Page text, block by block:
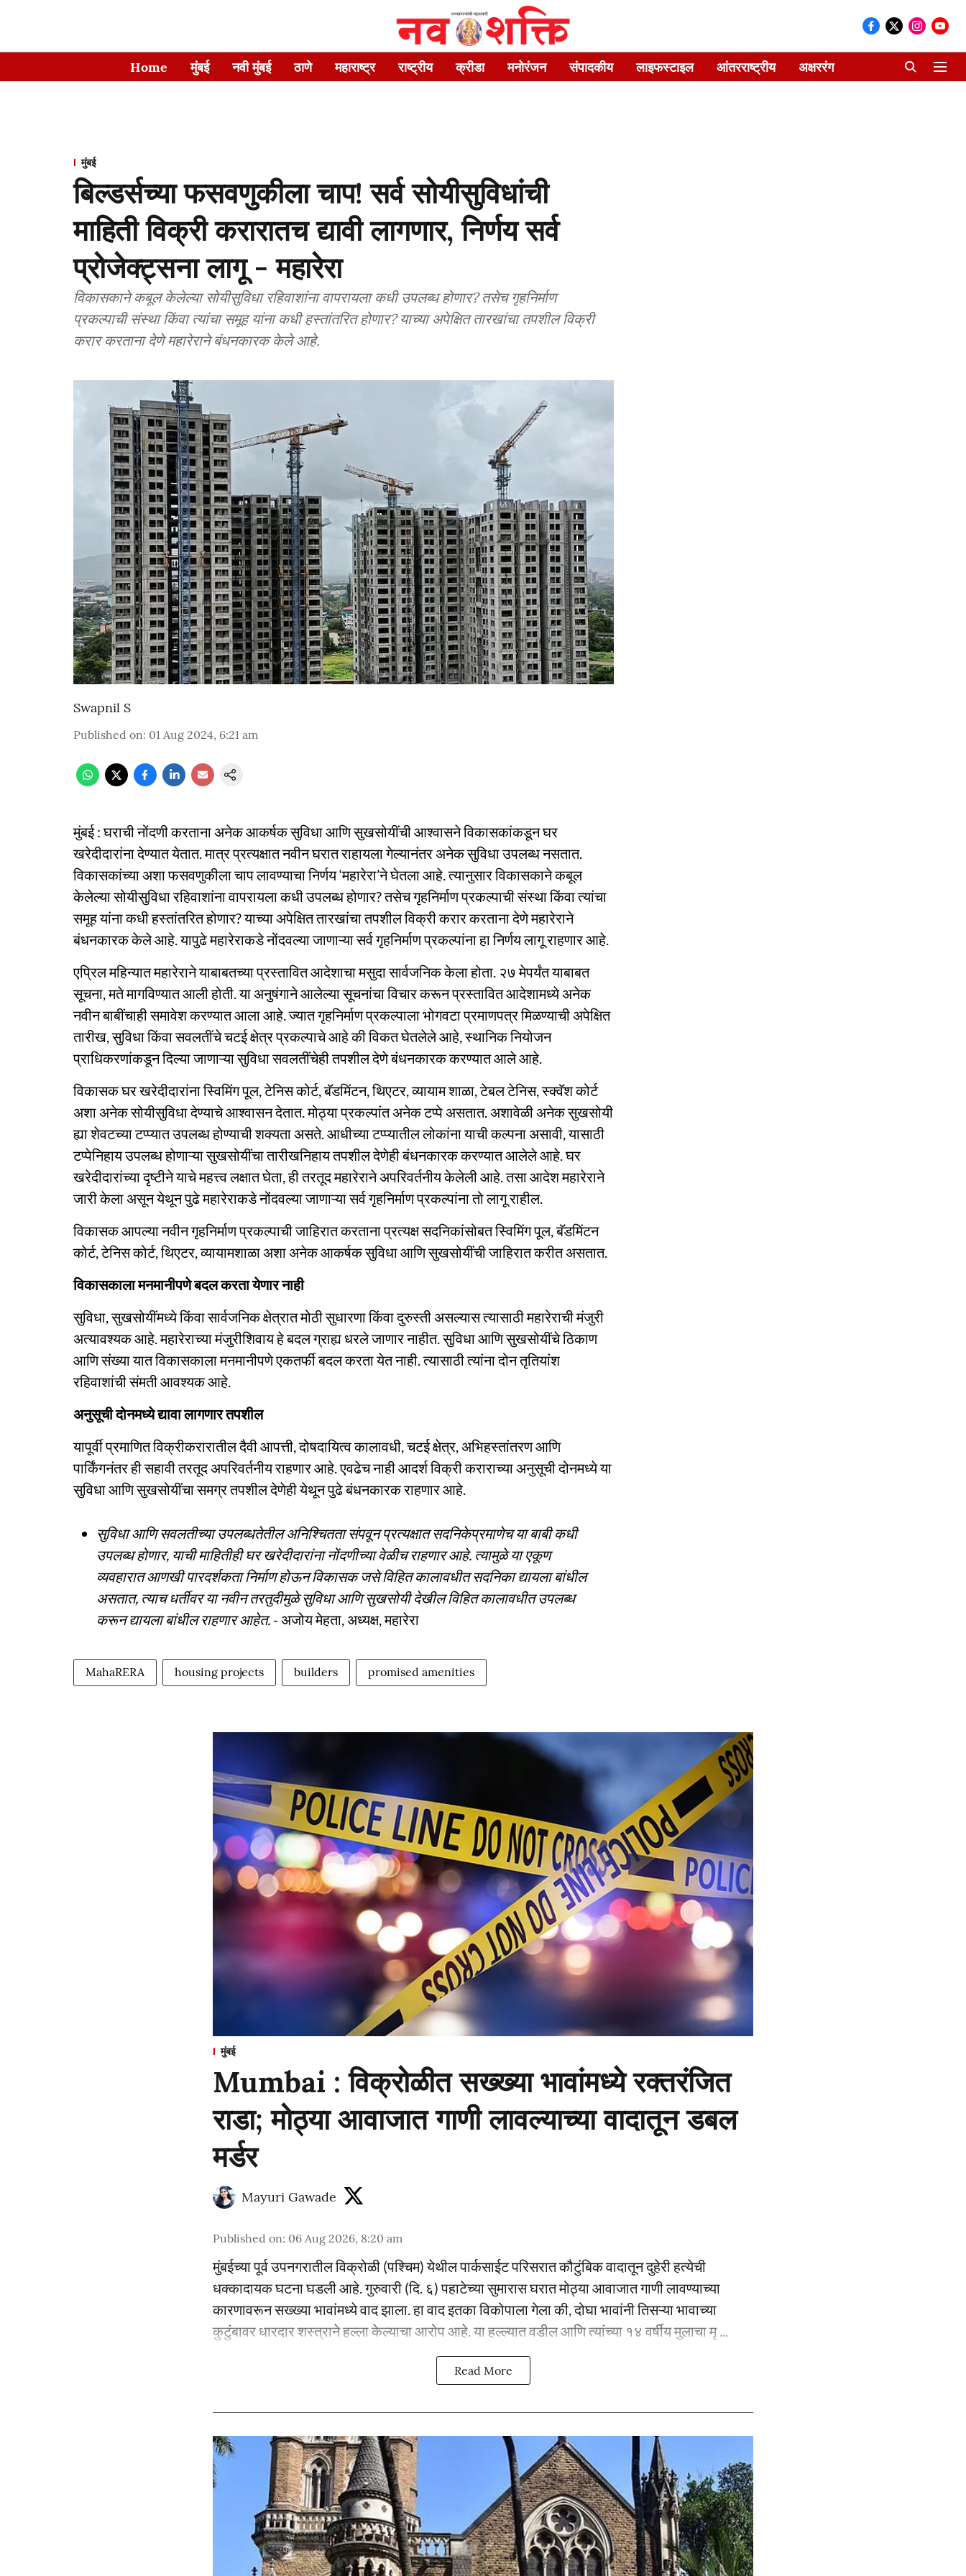
Home मुंबई नवी मुंबई ठाणे महाराष्ट्र राष्ट्रीय क्रीडा मनोरंजन संपादकीय लाइफस्टाइल आंतरराष्ट्रीय अक्षररंग
मुंबई
बिल्डर्सच्या फसवणुकीला चाप! सर्व सोयीसुविधांची
माहिती विक्री करारातच द्यावी लागणार, निर्णय सर्व
प्रोजेक्ट्सना लागू - महारेरा
विकासकाने कबूल केलेल्या सोयीसुविधा रहिवाशांना वापरायला कधी उपलब्ध होणार? तसेच गृहनिर्माण
प्रकल्पाची संस्था किंवा त्यांचा समूह यांना कधी हस्तांतरित होणार? याच्या अपेक्षित तारखांचा तपशील विक्री
करार करताना देणे महारेराने बंधनकारक केले आहे.
Swapnil S
Published on: 01 Aug 2024, 6:21 am
मुंबई : घराची नोंदणी करताना अनेक आकर्षक सुविधा आणि सुखसोयींची आश्वासने विकासकांकडून घर
खरेदीदारांना देण्यात येतात. मात्र प्रत्यक्षात नवीन घरात राहायला गेल्यानंतर अनेक सुविधा उपलब्ध नसतात.
विकासकांच्या अशा फसवणुकीला चाप लावण्याचा निर्णय ‘महारेरा’ने घेतला आहे. त्यानुसार विकासकाने कबूल
केलेल्या सोयीसुविधा रहिवाशांना वापरायला कधी उपलब्ध होणार? तसेच गृहनिर्माण प्रकल्पाची संस्था किंवा त्यांचा
समूह यांना कधी हस्तांतरित होणार? याच्या अपेक्षित तारखांचा तपशील विक्री करार करताना देणे महारेराने
बंधनकारक केले आहे. यापुढे महारेराकडे नोंदवल्या जाणाऱ्या सर्व गृहनिर्माण प्रकल्पांना हा निर्णय लागू राहणार आहे.
एप्रिल महिन्यात महारेराने याबाबतच्या प्रस्तावित आदेशाचा मसुदा सार्वजनिक केला होता. २७ मेपर्यंत याबाबत
सूचना, मते मागविण्यात आली होती. या अनुषंगाने आलेल्या सूचनांचा विचार करून प्रस्तावित आदेशामध्ये अनेक
नवीन बाबींचाही समावेश करण्यात आला आहे. ज्यात गृहनिर्माण प्रकल्पाला भोगवटा प्रमाणपत्र मिळण्याची अपेक्षित
तारीख, सुविधा किंवा सवलतींचे चटई क्षेत्र प्रकल्पाचे आहे की विकत घेतलेले आहे, स्थानिक नियोजन
प्राधिकरणांकडून दिल्या जाणाऱ्या सुविधा सवलतींचेही तपशील देणे बंधनकारक करण्यात आले आहे.
विकासक घर खरेदीदारांना स्विमिंग पूल, टेनिस कोर्ट, बॅडमिंटन, थिएटर, व्यायाम शाळा, टेबल टेनिस, स्क्वॅश कोर्ट
अशा अनेक सोयीसुविधा देण्याचे आश्वासन देतात. मोठ्या प्रकल्पांत अनेक टप्पे असतात. अशावेळी अनेक सुखसोयी
ह्या शेवटच्या टप्प्यात उपलब्ध होण्याची शक्यता असते. आधीच्या टप्प्यातील लोकांना याची कल्पना असावी, यासाठी
टप्पेनिहाय उपलब्ध होणाऱ्या सुखसोयींचा तारीखनिहाय तपशील देणेही बंधनकारक करण्यात आलेले आहे. घर
खरेदीदारांच्या दृष्टीने याचे महत्त्व लक्षात घेता, ही तरतूद महारेराने अपरिवर्तनीय केलेली आहे. तसा आदेश महारेराने
जारी केला असून येथून पुढे महारेराकडे नोंदवल्या जाणाऱ्या सर्व गृहनिर्माण प्रकल्पांना तो लागू राहील.
विकासक आपल्या नवीन गृहनिर्माण प्रकल्पाची जाहिरात करताना प्रत्यक्ष सदनिकांसोबत स्विमिंग पूल, बॅडमिंटन
कोर्ट, टेनिस कोर्ट, थिएटर, व्यायामशाळा अशा अनेक आकर्षक सुविधा आणि सुखसोयींची जाहिरात करीत असतात.
विकासकाला मनमानीपणे बदल करता येणार नाही
सुविधा, सुखसोयींमध्ये किंवा सार्वजनिक क्षेत्रात मोठी सुधारणा किंवा दुरुस्ती असल्यास त्यासाठी महारेराची मंजुरी
अत्यावश्यक आहे. महारेराच्या मंजुरीशिवाय हे बदल ग्राह्य धरले जाणार नाहीत. सुविधा आणि सुखसोयींचे ठिकाण
आणि संख्या यात विकासकाला मनमानीपणे एकतर्फी बदल करता येत नाही. त्यासाठी त्यांना दोन तृतियांश
रहिवाशांची संमती आवश्यक आहे.
अनुसूची दोनमध्ये द्यावा लागणार तपशील
यापूर्वी प्रमाणित विक्रीकरारातील दैवी आपत्ती, दोषदायित्व कालावधी, चटई क्षेत्र, अभिहस्तांतरण आणि
पार्किंगनंतर ही सहावी तरतूद अपरिवर्तनीय राहणार आहे. एवढेच नाही आदर्श विक्री कराराच्या अनुसूची दोनमध्ये या
सुविधा आणि सुखसोयींचा समग्र तपशील देणेही येथून पुढे बंधनकारक राहणार आहे.
सुविधा आणि सवलतीच्या उपलब्धतेतील अनिश्चितता संपवून प्रत्यक्षात सदनिकेप्रमाणेच या बाबी कधी
उपलब्ध होणार, याची माहितीही घर खरेदीदारांना नोंदणीच्या वेळीच राहणार आहे. त्यामुळे या एकूण
व्यवहारात आणखी पारदर्शकता निर्माण होऊन विकासक जसे विहित कालावधीत सदनिका द्यायला बांधील
असतात, त्याच धर्तीवर या नवीन तरतुदीमुळे सुविधा आणि सुखसोयी देखील विहित कालावधीत उपलब्ध
करून द्यायला बांधील राहणार आहेत. - अजोय मेहता, अध्यक्ष, महारेरा
MahaRERA housing projects builders promised amenities
मुंबई
Mumbai : विक्रोळीत सख्ख्या भावांमध्ये रक्तरंजित
राडा; मोठ्या आवाजात गाणी लावल्याच्या वादातून डबल
मर्डर
Mayuri Gawade
Published on: 06 Aug 2026, 8:20 am
मुंबईच्या पूर्व उपनगरातील विक्रोळी (पश्चिम) येथील पार्कसाईट परिसरात कौटुंबिक वादातून दुहेरी हत्येची
धक्कादायक घटना घडली आहे. गुरुवारी (दि. ६) पहाटेच्या सुमारास घरात मोठ्या आवाजात गाणी लावण्याच्या
कारणावरून सख्ख्या भावांमध्ये वाद झाला. हा वाद इतका विकोपाला गेला की, दोघा भावांनी तिसऱ्या भावाच्या
कुटुंबावर धारदार शस्त्राने हल्ला केल्याचा आरोप आहे. या हल्ल्यात वडील आणि त्यांच्या १४ वर्षीय मुलाचा मृ ...
Read More